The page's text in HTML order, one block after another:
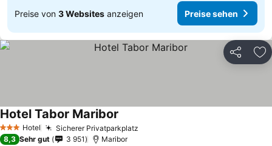
Preise von 3 Websites anzeigen Preise sehen
Teilen
3 SterneHotel Sicherer Privatparkplatz
Hotel Tabor Maribor
8,3 Sehr gut 3 951 Maribor